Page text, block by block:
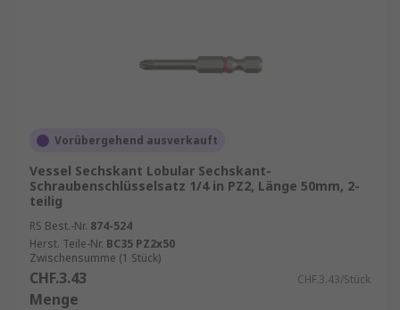
Vorübergehend ausverkauft
Vessel Sechskant Lobular Sechskant-
Schraubenschlüsselsatz 1/4 in PZ2, Länge 50mm, 2-
teilig
RS Best.-Nr. 874-524
Herst. Teile-Nr. BC35 PZ2x50
Zwischensumme (1 Stück)
CHF.3.43 CHF.3.43/Stück
Menge